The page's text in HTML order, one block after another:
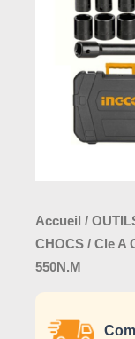
Accueil /
CHOCS / Cle A
550N.M